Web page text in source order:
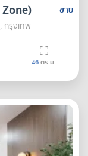
ขาย
กรุงเทพ
46ตร.ม.